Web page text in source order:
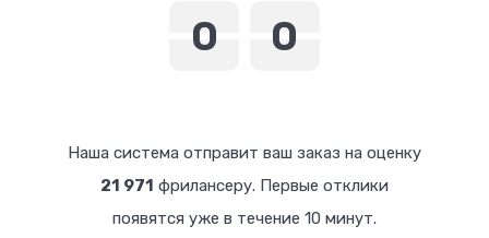
0
0
0
0 0
0
0
0
Наша система отправит ваш заказ на оценку
21 971 фрилансеру. Первые отклики
появятся уже в течение 10 минут.